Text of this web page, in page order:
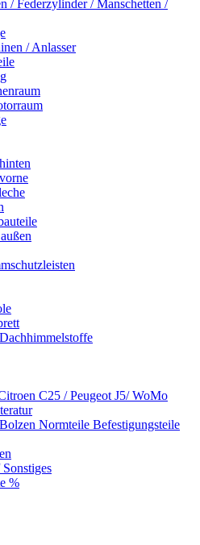
/ Federzylinder / Manschetten /
/ Anlasser
C25 / Peugeot J5/ WoMo
Normteile Befestigungsteile
%